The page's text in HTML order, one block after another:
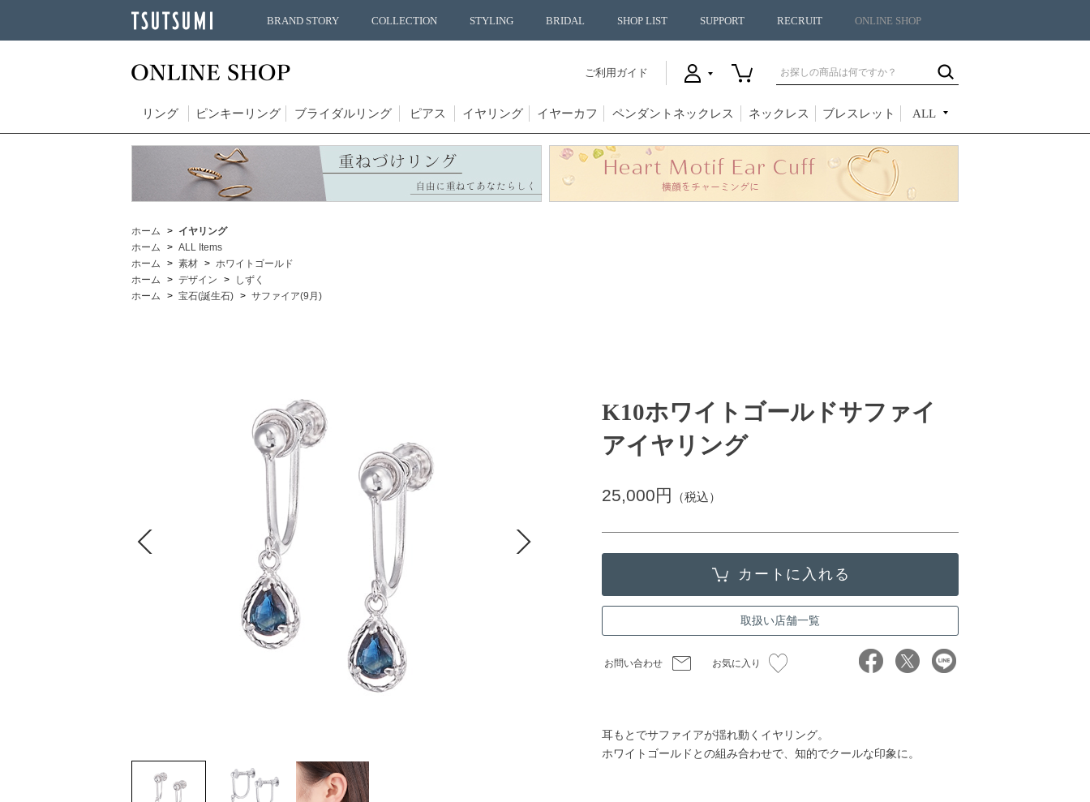
BRAND STORY COLLECTION STYLING BRIDAL SHOP LIST SUPPORT RECRUIT ONLINE SHOP
ご利用ガイド
リング ピンキーリング ブライダルリング ピアス イヤリング イヤーカフ ペンダントネックレス ネックレス ブレスレット ALL
ホーム
イヤリング
ホーム
ALL Items
ホーム
素材
ホワイトゴールド
ホーム
デザイン
しずく
ホーム
宝石(誕生石) サファイア(9月)
K10ホワイトゴールドサファイ
アイヤリング
25,000円 （税込）
取扱い店舗一覧
お問い合わせ お気に入り
耳もとでサファイアが揺れ動くイヤリング。
ホワイトゴールドとの組み合わせで、知的でクールな印象に。